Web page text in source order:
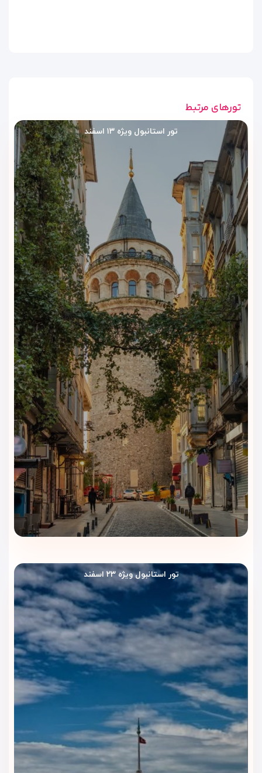
نفر راحت‌تر می‌سازد.
نوع تخت:
آسیا سوئیت | ASIA SUITE
آسیا سوئیت برای مهمانانی مناسب است که اقامتی لوکس‌تر و
دلبازتر در استانبول می‌خواهند. این سوئیت با تخت کینگ، فضای
شیک‌تری ایجاد می‌کند و برای زوج‌ها یا مسافرانی که راحتی بیشتر را
ترجیح می‌دهند، انتخاب جذابی است.
نوع تخت:۱ تخت کینگ
سوئیت | SUITE
سوئیت هتل ریچموند استانبول برای مسافرانی مناسب است که
فضای بیشتری نسبت به اتاق‌های معمولی می‌خواهند. این گزینه
برای اقامت‌های طولانی‌تر، سفرهای کاری یا مسافرانی که محیط
راحت‌تری می‌پسندند، انتخابی کاربردی محسوب می‌شود.
امبر سوئیت | AMBER SUITE
امبر سوئیت یکی از گزینه‌های خاص‌تر هتل ریچموند استانبول
است. این سوئیت با یک تخت کینگ، فضایی شیک و راحت برای
اقامت لوکس‌تر فراهم می‌کند و برای مسافرانی مناسب است که
می‌خواهند تجربه متفاوت‌تری در خیابان استقلال داشته باشند.
نوع تخت:۱ تخت کینگ
وایت سوئیت | WHITE SUITE
وایت سوئیت برای مسافرانی مناسب است که به فضای خاص،
طراحی متفاوت و اقامت لوکس‌تر علاقه دارند. این سوئیت با تخت
کینگ، انتخابی جذاب برای سفرهای دونفره خاص، اقامت‌های
نوع تخت:۱ تخت کینگ
سوئیت با چشم‌انداز بسفر |
BOSPHORUS VIEW SUITE
سوئیت با چشم‌انداز بسفر یکی از خاص‌ترین گزینه‌های اقامتی هتل
ریچموند استانبول است. این سوئیت با تخت کینگ، تهویه هوا،
گرمایش و فضای نشیمن جداگانه، اقامتی شیک و خاطره‌انگیز برای
مهمانانی فراهم می‌کند که می‌خواهند چشم‌انداز زیبای بسفر را در
سفر خود تجربه کنند.
نوع تخت: ۱ تخت کینگ
ویژگی:چشم‌انداز بسفر، فضای نشیمن جداگانه
تورهای مرتبط
تور استانبول ویژه ۱۳ اسفند
تور استانبول ویژه ۲۳ اسفند